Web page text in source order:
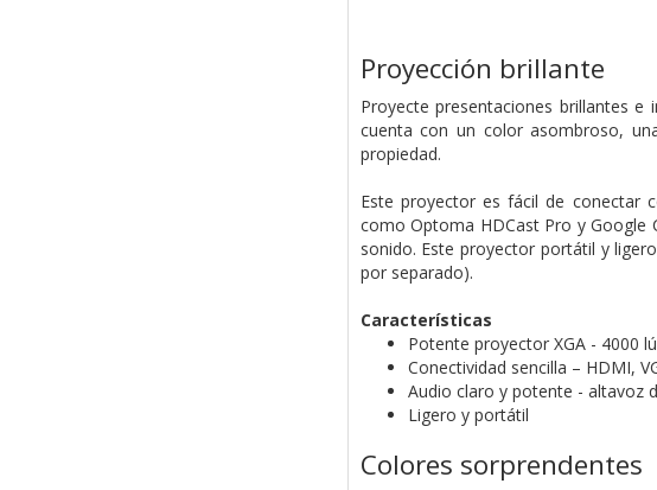
Proyección brillante
Proyecte presentaciones brillantes
cuenta con un color asombroso,
propiedad.
Este proyector es fácil de conectar
como Optoma HDCast Pro y Google
sonido. Este proyector portátil y
por separado).
Características
Potente proyector XGA - 4000
Conectividad sencilla – HDMI,
Audio claro y potente - altavoz
Ligero y portátil
Colores sorprendentes